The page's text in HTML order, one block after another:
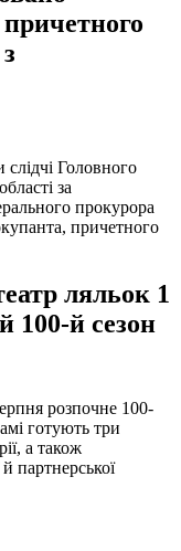
причетного
Головного
за
прокурора
причетного
ляльок 1
100-й сезон
розпочне 100-
готують три
а також
партнерської